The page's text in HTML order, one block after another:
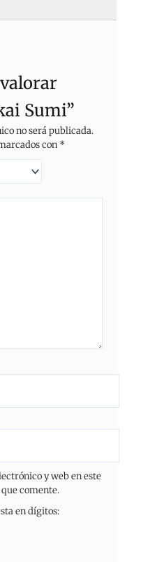
Sumi”
no será publicada.
con *
y web en este
comente.
en dígitos: